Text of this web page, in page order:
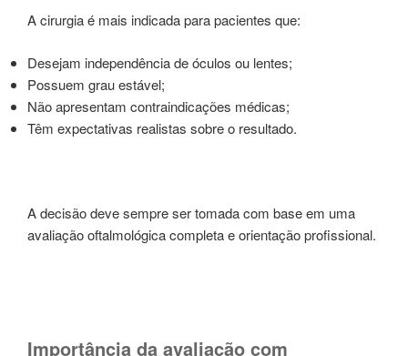
A cirurgia é mais indicada para pacientes que:
Desejam independência de óculos ou lentes;
Possuem grau estável;
Não apresentam contraindicações médicas;
Têm expectativas realistas sobre o resultado.
A decisão deve sempre ser tomada com base em uma
avaliação oftalmológica completa e orientação profissional.
Importância da avaliação com